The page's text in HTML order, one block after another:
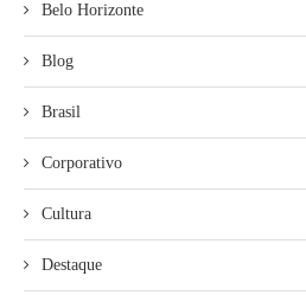
Belo Horizonte
Blog
Brasil
Corporativo
Cultura
Destaque